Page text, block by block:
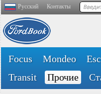
Русский Контакты
Focus Mondeo
Transit
Прочие